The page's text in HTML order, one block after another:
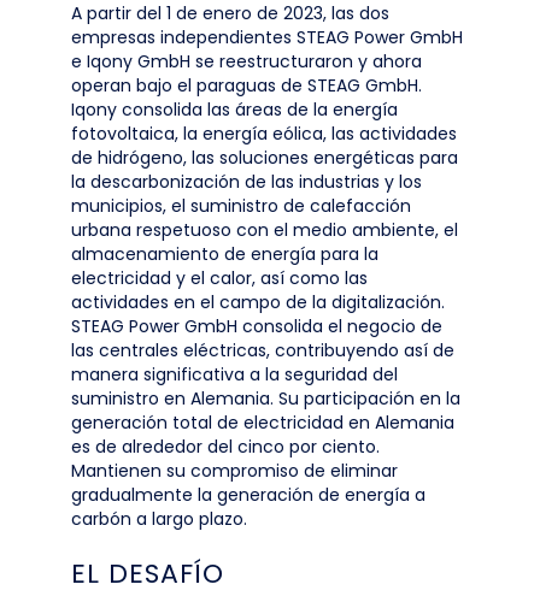
A partir del 1 de enero de 2023, las dos
empresas independientes STEAG Power GmbH
e Iqony GmbH se reestructuraron y ahora
operan bajo el paraguas de STEAG GmbH.
Iqony consolida las áreas de la energía
fotovoltaica, la energía eólica, las actividades
de hidrógeno, las soluciones energéticas para
la descarbonización de las industrias y los
municipios, el suministro de calefacción
urbana respetuoso con el medio ambiente, el
almacenamiento de energía para la
electricidad y el calor, así como las
actividades en el campo de la digitalización.
STEAG Power GmbH consolida el negocio de
las centrales eléctricas, contribuyendo así de
manera significativa a la seguridad del
suministro en Alemania. Su participación en la
generación total de electricidad en Alemania
es de alrededor del cinco por ciento.
Mantienen su compromiso de eliminar
gradualmente la generación de energía a
carbón a largo plazo.
EL DESAFÍO